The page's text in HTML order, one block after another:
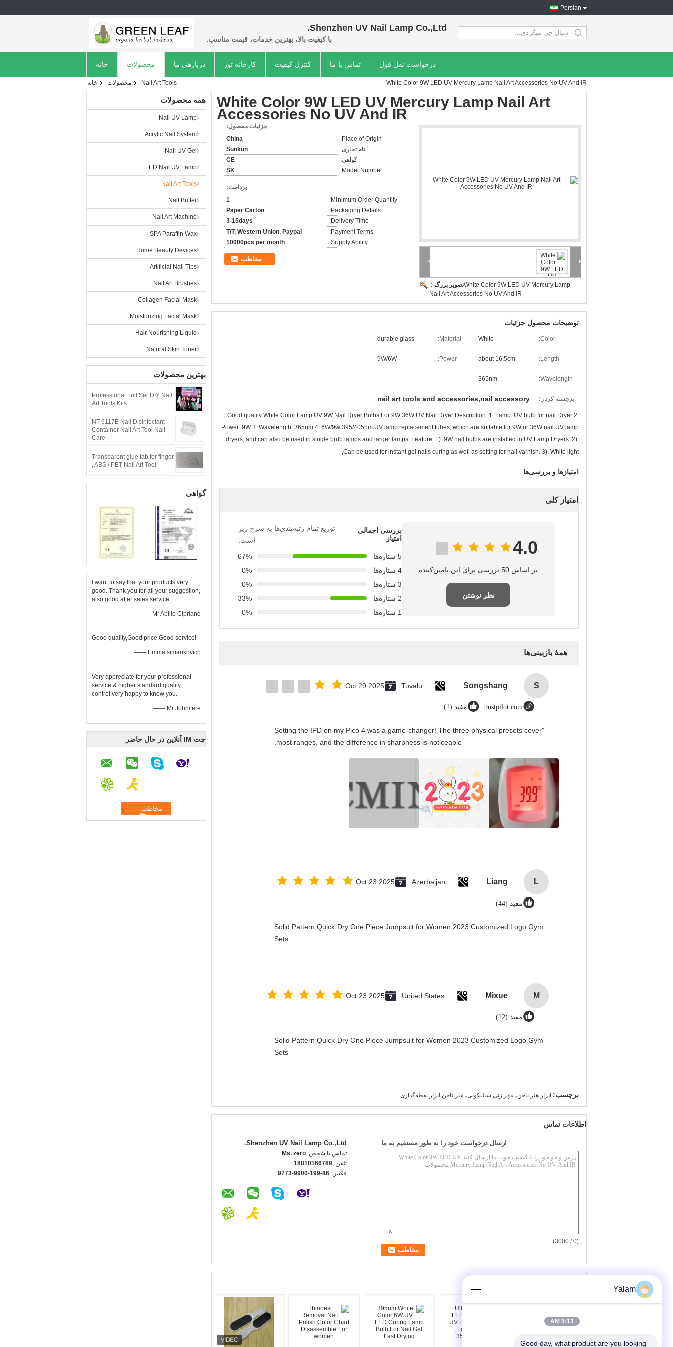
Persian
Shenzhen UV Nail Lamp Co.,Ltd.
با کیفیت بالا، بهترین خدمات، قیمت مناسب. search
خانه محصولات دربارهی ما کارخانه تور کنترل کیفیت تماس با ما درخواست نقل قول
خانه محصولات Nail Art Tools White Color 9W LED UV Mercury Lamp Nail Art Accessories No UV And IR
همه محصولات
Nail UV Lamp
Acrylic Nail System
Nail UV Gel
LED Nail UV Lamp
Nail Art Tools
Nail Buffer
Nail Art Machine
SPA Paraffin Wax
Home Beauty Devices
Artificial Nail Tips
Nail Art Brushes
Collagen Facial Mask
Moisturizing Facial Mask
Hair Nourishing Liquid
Natural Skin Toner
بهترین محصولات
Professional Full Ser DIY Nail
Art Tools Kits
NT-9117B Nail Disinfectant
Container Nail Art Tool Nail
Care
Transparent glue tab for finger
, ABS / PET Nail Art Tool
گواهی
I want to say that your products very
good. Thank you for all your suggestion,
also good after sales service.
—— Mr Abílio Cipriano
Good quality,Good price,Good service!
—— Emma simankovich
Very appreciate for your professional
service & higher standard quality
control,very happy to know you.
—— Mr Johnifere
چت IM آنلاین در حال حاضر
White Color 9W LED UV Mercury Lamp Nail Art
Accessories No UV And IR
تصویر بزرگ :White Color 9W LED UV Mercury Lamp
Nail Art Accessories No UV And IR
جزئیات محصول:
Place of Origin:
China
نام تجاری:
Sunkun
گواهی:
CE
Model Number:
SK
پرداخت:
Minimum Order Quantity:
1
Packaging Details:
Paper Carton
Delivery Time:
3-15days
Payment Terms:
T/T, Western Union, Paypal
Supply Ability:
10000pcs per month
مخاطب
توضیحات محصول جزئیات
Color:
White
Material:
durable glass
Length:
about 16.5cm
Power:
9W/6W
Wavelength:
365nm
برجسته کردن: nail art tools and accessories,nail accessory
Good quality White Color Lamp UV 9W Nail Dryer Bulbs For 9W 36W UV Nail Dryer Description: 1. Lamp: UV bulb for nail Dryer 2.
Power: 9W 3. Wavelength: 365nm 4. 6W/9w 395/405nm UV lamp replacement tubes, which are suitable for 9W or 36W nail UV lamp
dryers, and can also be used in single bulb lamps and larger lamps. Feature: 1). 9W nail bulbs are installed in UV Lamp Dryers. 2).
Can be used for instant gel nails curing as well as setting for nail varnish. 3). White light,
امتیازها و بررسی‌ها
امتیاز کلی
4.0
بر اساس 50 بررسی برای این تامین‌کننده
نظر نوشتن
بررسی اجمالی
امتیاز
توزیع تمام رتبه‌بندی‌ها به شرح زیر
است.
5 ستاره‌ها
67%
4 ستاره‌ها
0%
3 ستاره‌ها
0%
2 ستاره‌ها
33%
1 ستاره‌ها
0%
همهٔ بازبینی‌ها
S
Songshang
Tuvalu
Oct 29.2025
trustpilot.com مفید (1)
"Setting the IPD on my Pico 4 was a game-changer! The three physical presets cover
most ranges, and the difference in sharpness is noticeable.
L
Liang
Azerbaijan
Oct 23.2025
مفید (44)
Solid Pattern Quick Dry One Piece Jumpsuit for Women 2023 Customized Logo Gym
Sets
M
Mixue
United States
Oct 23.2025
مفید (12)
Solid Pattern Quick Dry One Piece Jumpsuit for Women 2023 Customized Logo Gym
Sets
برچسب: ابزار هنر ناخن, مهر زنی سیلیکونی, هنر ناخن ابزار نقطه‌گذاری
اطلاعات تماس
Shenzhen UV Nail Lamp Co.,Ltd.
تماس با شخص: Ms. zero
تلفن: 18810166789
فکس: 86-199-9900-9773
ارسال درخواست خود را به طور مستقیم به ما
(
0
/ 3000)
Yalam
3:13 AM
Good day, what product are you looking